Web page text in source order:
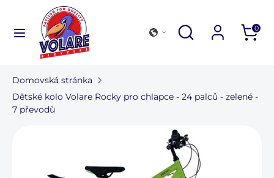
obsahu
Hledat
HledatProhlédněte
si
náš
obchod
Zavřít
vyhledávání
0
HledatProhlédněte
obchod
Kolekce jízdních kol
Najít obchod
Domovská stránka
Dětské kolo Volare Rocky pro chlapce - 24 palců - zelené -
7 převodů